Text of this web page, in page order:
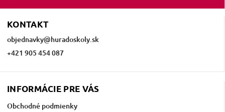
KONTAKT
objednavky@huradoskoly.sk
+421 905 454 087
INFORMÁCIE PRE VÁS
Obchodné podmienky